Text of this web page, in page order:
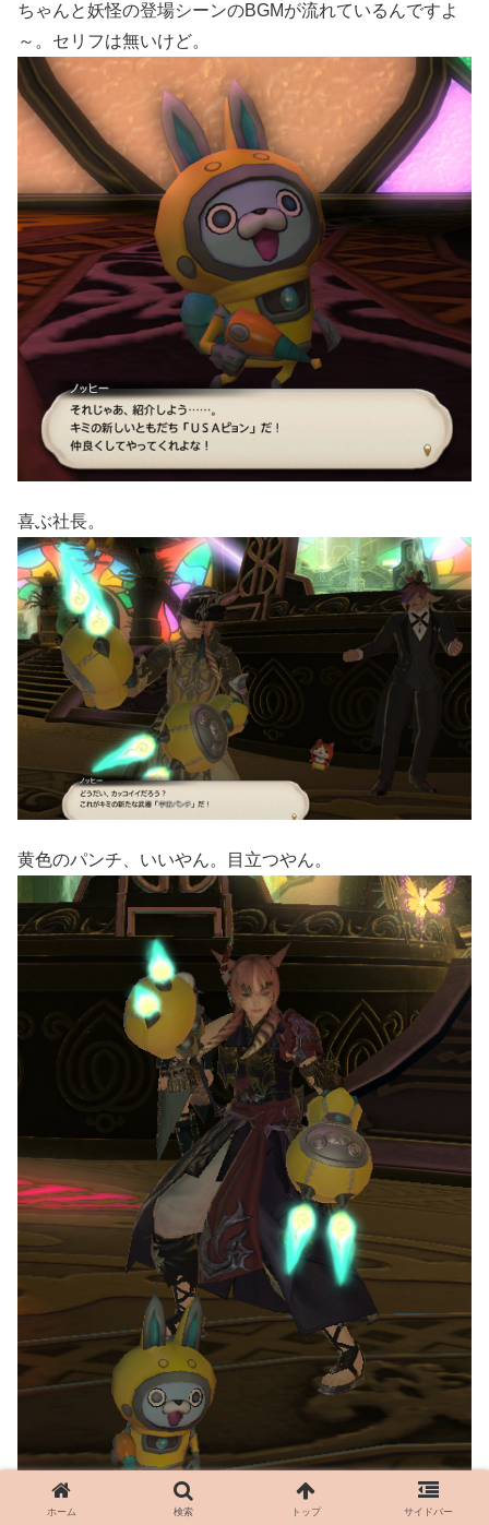
ちゃんと妖怪の登場シーンのBGMが流れているんですよ
～。セリフは無いけど。
喜ぶ社長。
黄色のパンチ、いいやん。目立つやん。
ホーム 検索 トップ サイドバー